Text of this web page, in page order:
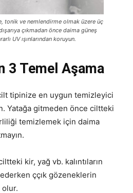
tonik ve nemlendirme olmak üzere üç
çıkmadan önce daima güneş
UV ışınlarından koruyun.
3 Temel Aşama
tipinize en uygun temizleyici
Yatağa gitmeden önce ciltteki
temizlemek için daima
kir, yağ vb. kalıntıların
ççık gözeneklerin
olur.